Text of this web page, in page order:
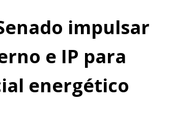
impulsar
e IP para
energético